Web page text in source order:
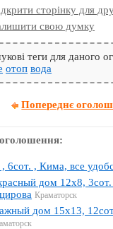
сторінку для
свою думку
теги для даного
отоп вода
Попереднє
6сот. , Кима, все
дом 12х8,
Краматорск
дом 15х13,